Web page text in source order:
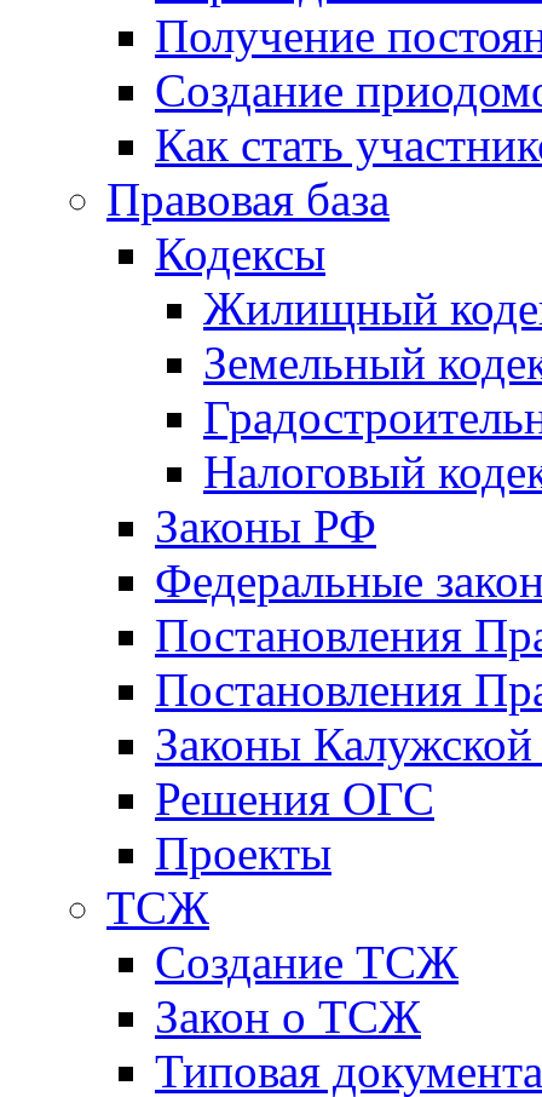
Получение
Создание
Как стать
Правовая база
Кодексы
Жилищный
Земельный
Налоговый
Законы РФ
Федеральные
Постановления
Постановления
Законы Калужской
Решения ОГС
Проекты
ТСЖ
Создание ТСЖ
Закон о ТСЖ
Типовая